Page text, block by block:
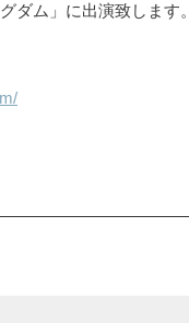
ダム」に出演致します。